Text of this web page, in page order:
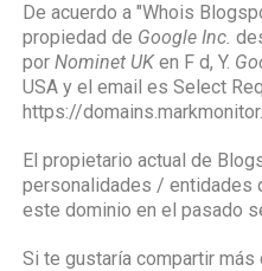
De acuerdo a "Whois
propiedad de Google Inc.
por Nominet UKen F d, Y.
USA y el email es Select
https://
El propietario actual de
personalidades / entidades
este dominio en el pasado
Si te gustaría compartir